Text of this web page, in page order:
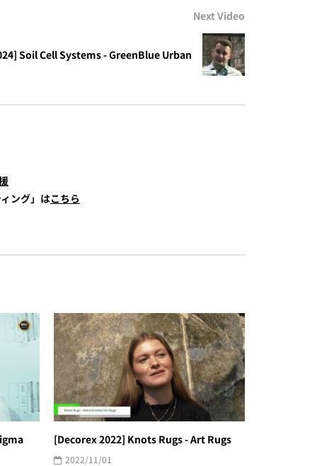
Next Video
Soil Cell Systems - GreenBlue Urban
ング」はこちら
[Decorex 2022] Knots Rugs - Art Rugs
2022/11/01